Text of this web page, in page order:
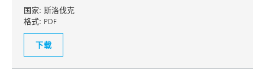
国家: 斯洛伐克
格式: PDF
下载